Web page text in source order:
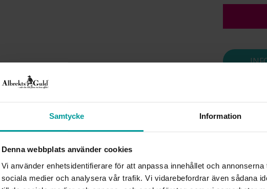
Samtycke Information
Denna webbplats använder cookies
Vi använder enhetsidentifierare för att anpassa innehållet och
sociala medier och analysera vår trafik. Vi vidarebefordrar även sådana
MATERIAL